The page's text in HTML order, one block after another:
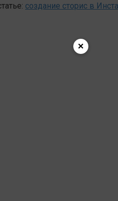
создание сторис в
×